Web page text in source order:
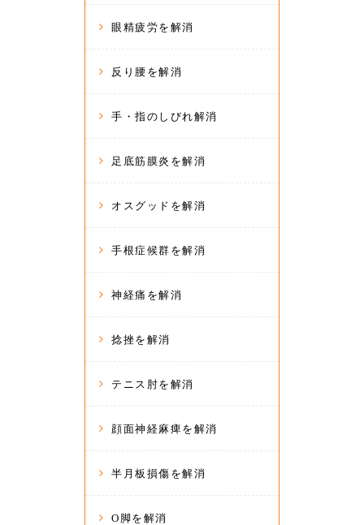
眼精疲労を解消
反り腰を解消
手・指のしびれ解消
足底筋膜炎を解消
オスグッドを解消
手根症候群を解消
神経痛を解消
捻挫を解消
テニス肘を解消
顔面神経麻痺を解消
半月板損傷を解消
O脚を解消